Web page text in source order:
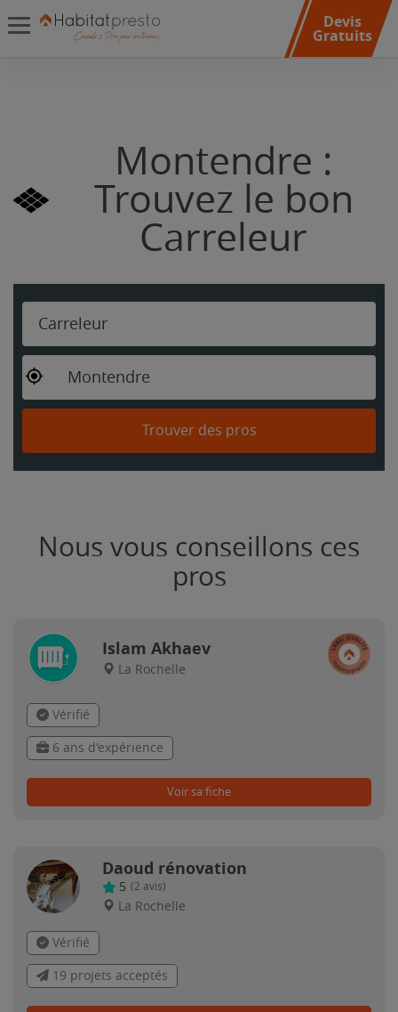
Devis
Gratuits
Montendre :
Trouvez le bon
Carreleur
Carreleur
Montendre
Trouver des pros
Nous vous conseillons ces
pros
Islam Akhaev
La Rochelle
Vérifié
6 ans d'expérience
Voir sa fiche
Daoud rénovation
5 (2 avis)
La Rochelle
Vérifié
19 projets acceptés